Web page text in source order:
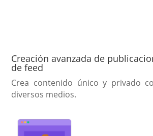
Creación avanzada de
de feed
Crea contenido único y privado
diversos medios.